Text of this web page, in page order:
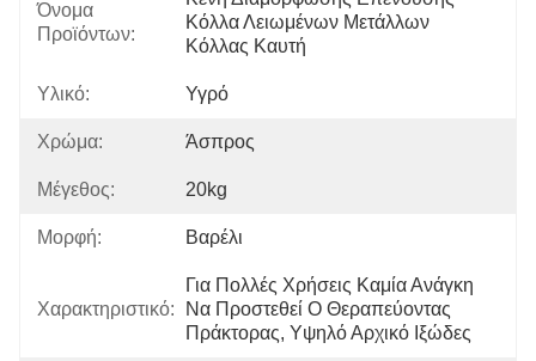
Όνομα
Προϊόντων:
Κόλλα Λειωμένων Μετάλλων
Κόλλας Καυτή
Υλικό: Υγρό
Χρώμα: Άσπρος
Μέγεθος: 20kg
Μορφή: Βαρέλι
Χαρακτηριστικό:
Για Πολλές Χρήσεις Καμία Ανάγκη
Να Προστεθεί Ο Θεραπεύοντας
Πράκτορας, Υψηλό Αρχικό Ιξώδες